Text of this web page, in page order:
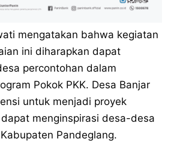
mengatakan bahwa kegiatan
ini diharapkan dapat
percontohan dalam
Pokok PKK. Desa Banjar
untuk menjadi proyek
menginspirasi desa-desa
Pandeglang.